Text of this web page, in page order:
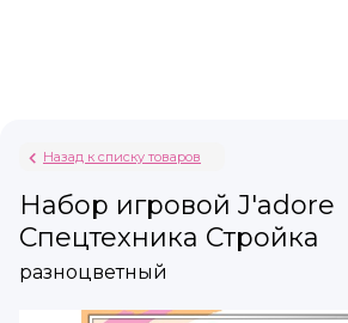
Назад к списку товаров
Набор игровой J'adore
Спецтехника Стройка
разноцветный